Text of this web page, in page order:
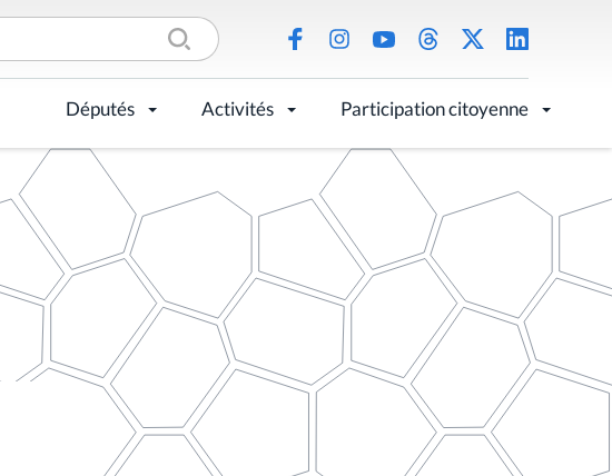
Députés Activités Participation citoyenne